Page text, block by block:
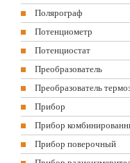
Полярограф
Потенциометр
Потенциостат
Преобразователь
Преобразователь
Прибор
Прибор
Прибор поверочный